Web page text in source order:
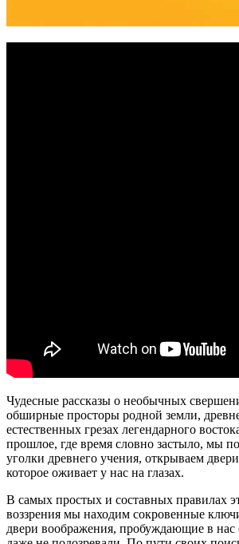
Чудесные рассказы о необычных
обширные просторы родной земли,
естественных грезах легендарного
прошлое, где время словно застыло, мы
уголки древнего учения, открываем
которое оживает у нас на глазах.
В самых простых и составных правилах
воззрения мы находим сокровенные
двери воображения, пробуждающие в